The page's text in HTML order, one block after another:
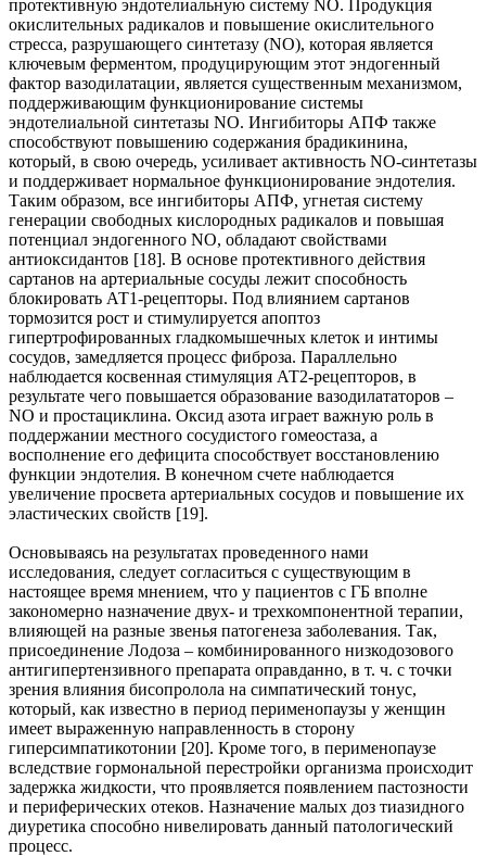
протективную эндотелиальную систему NO. Продукция
окислительных радикалов и повышение окислительного
стресса, разрушающего синтетазу (NO), которая является
ключевым ферментом, продуцирующим этот эндогенный
фактор вазодилатации, является существенным механизмом,
поддерживающим функционирование системы
эндотелиальной синтетазы NO. Ингибиторы АПФ также
способствуют повышению содержания брадикинина,
который, в свою очередь, усиливает активность NO-синтетазы
и поддерживает нормальное функционирование эндотелия.
Таким образом, все ингибиторы АПФ, угнетая систему
генерации свободных кислородных радикалов и повышая
потенциал эндогенного NO, обладают свойствами
антиоксидантов [18]. В основе протективного действия
сартанов на артериальные сосуды лежит способность
блокировать АТ1-рецепторы. Под влиянием сартанов
тормозится рост и стимулируется апоптоз
гипертрофированных гладкомышечных клеток и интимы
сосудов, замедляется процесс фиброза. Параллельно
наблюдается косвенная стимуляция АТ2-рецепторов, в
результате чего повышается образование вазодилататоров –
NO и простациклина. Оксид азота играет важную роль в
поддержании местного сосудистого гомеостаза, а
восполнение его дефицита способствует восстановлению
функции эндотелия. В конечном счете наблюдается
увеличение просвета артериальных сосудов и повышение их
эластических свойств [19].
Основываясь на результатах проведенного нами
исследования, следует согласиться с существующим в
настоящее время мнением, что у пациентов с ГБ вполне
закономерно назначение двух- и трехкомпонентной терапии,
влияющей на разные звенья патогенеза заболевания. Так,
присоединение Лодоза – комбинированного низкодозового
антигипертензивного препарата оправданно, в т. ч. с точки
зрения влияния бисопролола на симпатический тонус,
который, как известно в период перименопаузы у женщин
имеет выраженную направленность в сторону
гиперсимпатикотонии [20]. Кроме того, в перименопаузе
вследствие гормональной перестройки организма происходит
задержка жидкости, что проявляется появлением пастозности
и периферических отеков. Назначение малых доз тиазидного
диуретика способно нивелировать данный патологический
процесс.